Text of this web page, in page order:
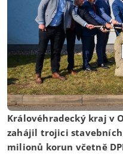
Královéhradecký kraj v
zahájil trojici
milionů korun včetně